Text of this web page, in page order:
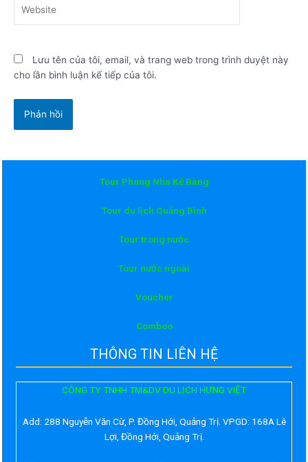
Lưu tên của tôi, email, và trang web trong trình duyệt này
cho lần bình luận kế tiếp của tôi.
Tour Phong Nha Kẻ Bàng
Tour du lịch Quảng Bình
Tour trong nước
Tour nước ngoài
Voucher
Comboo
THÔNG TIN LIÊN HỆ
CÔNG TY TNHH TM&DV DU LỊCH HƯNG VIỆT
Add: 288 Nguyễn Văn Cừ, P. Đồng Hới, Quảng Trị. VPGD: 168A Lê
Lợi, Đồng Hới, Quảng Trị.